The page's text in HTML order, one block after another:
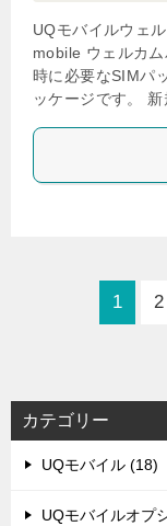
UQモバイルウェ
mobile ウェルカ
時に必要なSIMパ
ッケージです。
1 2
カテゴリー
UQモバイル (18)
UQモバイルオプ